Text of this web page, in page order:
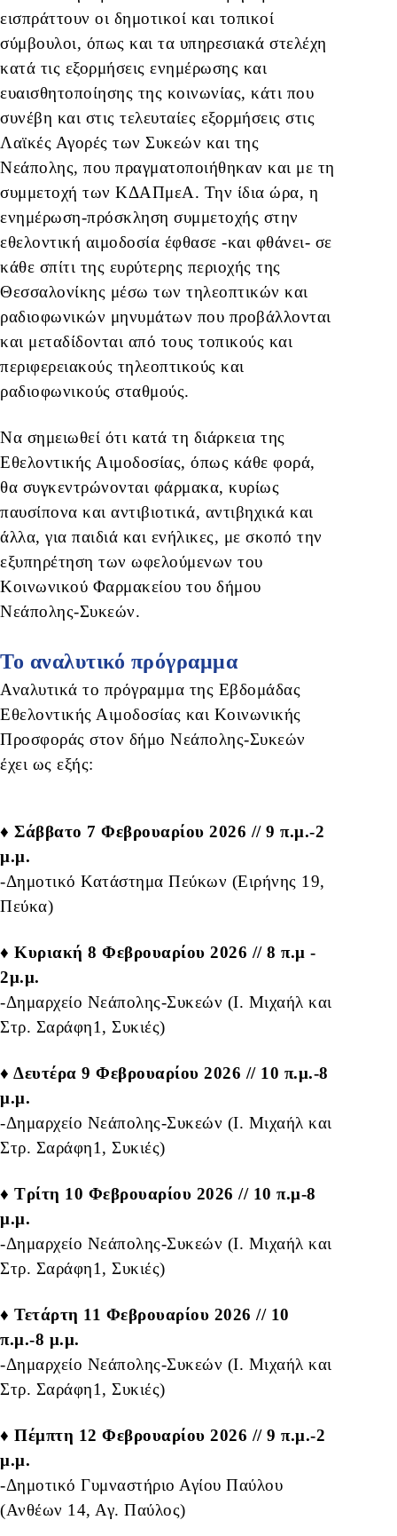
εισπράττουν οι δημοτικοί και τοπικοί
σύμβουλοι, όπως και τα υπηρεσιακά στελέχη
κατά τις εξορμήσεις ενημέρωσης και
ευαισθητοποίησης της κοινωνίας, κάτι που
συνέβη και στις τελευταίες εξορμήσεις στις
Λαϊκές Αγορές των Συκεών και της
Νεάπολης, που πραγματοποιήθηκαν και με τη
συμμετοχή των ΚΔΑΠμεΑ. Την ίδια ώρα, η
ενημέρωση-πρόσκληση συμμετοχής στην
εθελοντική αιμοδοσία έφθασε -και φθάνει- σε
κάθε σπίτι της ευρύτερης περιοχής της
Θεσσαλονίκης μέσω των τηλεοπτικών και
ραδιοφωνικών μηνυμάτων που προβάλλονται
και μεταδίδονται από τους τοπικούς και
περιφερειακούς τηλεοπτικούς και
ραδιοφωνικούς σταθμούς.
Να σημειωθεί ότι κατά τη διάρκεια της
Εθελοντικής Αιμοδοσίας, όπως κάθε φορά,
θα συγκεντρώνονται φάρμακα, κυρίως
παυσίπονα και αντιβιοτικά, αντιβηχικά και
άλλα, για παιδιά και ενήλικες, με σκοπό την
εξυπηρέτηση των ωφελούμενων του
Κοινωνικού Φαρμακείου του δήμου
Νεάπολης-Συκεών.
Το αναλυτικό πρόγραμμα
Αναλυτικά το πρόγραμμα της Εβδομάδας
Εθελοντικής Αιμοδοσίας και Κοινωνικής
Προσφοράς στον δήμο Νεάπολης-Συκεών
έχει ως εξής:
♦ Σάββατο 7 Φεβρουαρίου 2026 // 9 π.μ.-2
μ.μ.
-Δημοτικό Κατάστημα Πεύκων (Ειρήνης 19,
Πεύκα)
♦ Κυριακή 8 Φεβρουαρίου 2026 // 8 π.μ -
2μ.μ.
-Δημαρχείο Νεάπολης-Συκεών (Ι. Μιχαήλ και
Στρ. Σαράφη1, Συκιές)
♦ Δευτέρα 9 Φεβρουαρίου 2026 // 10 π.μ.-8
μ.μ.
-Δημαρχείο Νεάπολης-Συκεών (Ι. Μιχαήλ και
Στρ. Σαράφη1, Συκιές)
♦ Τρίτη 10 Φεβρουαρίου 2026 // 10 π.μ-8
μ.μ.
-Δημαρχείο Νεάπολης-Συκεών (Ι. Μιχαήλ και
Στρ. Σαράφη1, Συκιές)
♦ Τετάρτη 11 Φεβρουαρίου 2026 // 10
π.μ.-8 μ.μ.
-Δημαρχείο Νεάπολης-Συκεών (Ι. Μιχαήλ και
Στρ. Σαράφη1, Συκιές)
♦ Πέμπτη 12 Φεβρουαρίου 2026 // 9 π.μ.-2
μ.μ.
-Δημοτικό Γυμναστήριο Αγίου Παύλου
(Ανθέων 14, Αγ. Παύλος)